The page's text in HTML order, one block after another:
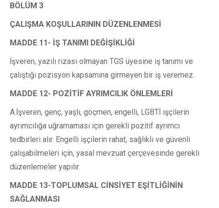
BÖLÜM 3
ÇALIŞMA KOŞULLARININ DÜZENLENMESİ
MADDE 11- İŞ TANIMI DEĞİŞİKLİĞİ
İşveren, yazılı rızası olmayan TGS üyesine iş tanımı ve
çalıştığı pozisyon kapsamına girmeyen bir iş veremez.
MADDE 12- POZİTİF AYRIMCILIK ÖNLEMLERİ
A.İşveren, genç, yaşlı, göçmen, engelli, LGBTİ işçilerin
ayrımcılığa uğramaması için gerekli pozitif ayrımcı
tedbirleri alır. Engelli işçilerin rahat, sağlıklı ve güvenli
çalışabilmeleri için, yasal mevzuat çerçevesinde gerekli
düzenlemeler yapılır.
MADDE 13-TOPLUMSAL CİNSİYET EŞİTLİĞİNİN
SAĞLANMASI